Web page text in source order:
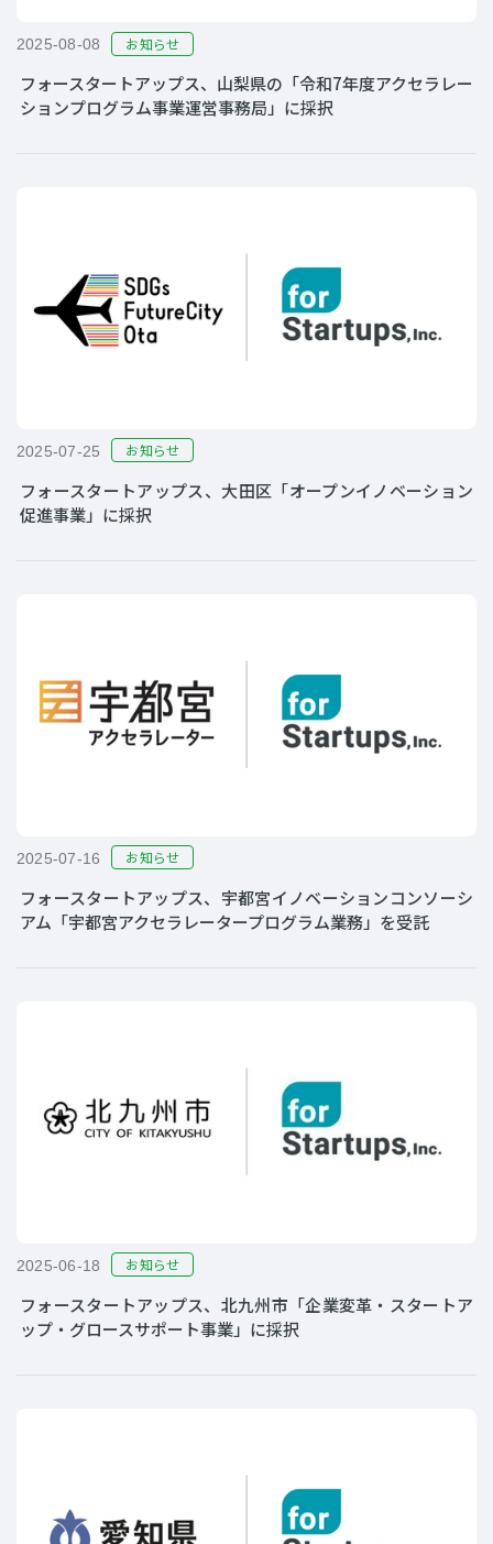
2025-08-08 お知らせ
フォースタートアップス、山梨県の「令和7年度アクセラレー
ションプログラム事業運営事務局」に採択
2025-07-25 お知らせ
フォースタートアップス、大田区「オープンイノベーション
促進事業」に採択
2025-07-16 お知らせ
フォースタートアップス、宇都宮イノベーションコンソーシ
アム「宇都宮アクセラレータープログラム業務」を受託
2025-06-18 お知らせ
フォースタートアップス、北九州市「企業変革・スタートア
ップ・グロースサポート事業」に採択